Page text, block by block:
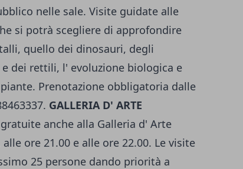
nelle sale. Visite guidate alle
si potrà scegliere di approfondire
quello dei dinosauri, degli
dei rettili, l' evoluzione biologica e
Prenotazione obbligatoria dalle
GALLERIA D' ARTE
anche alla Galleria d' Arte
ore 21.00 e alle ore 22.00. Le visite
25 persone dando priorità a